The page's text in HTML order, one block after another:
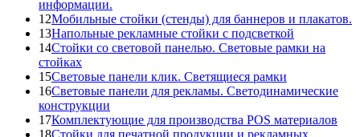
информации.
12Мобильные стойки (стенды) для баннеров и плакатов.
13Напольные рекламные стойки с подсветкой
14Стойки со световой панелью. Световые рамки на
стойках
15Световые панели клик. Светящиеся рамки
16Световые панели для рекламы. Светодинамические
конструкции
17Комплектующие для производства POS материалов
18Стойки для печатной продукции и рекламных